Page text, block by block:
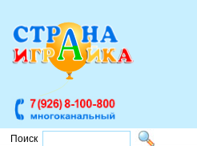
Поиск